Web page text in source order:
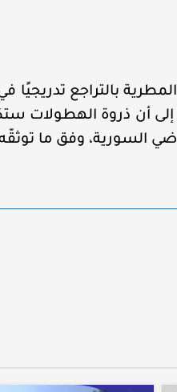
بالتراجع
إلى أن ذروة الهطولات
السورية، وفق ما